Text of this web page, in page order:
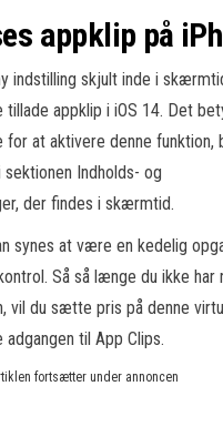
appklip på
indstilling skjult inde i
appklip i iOS 14. Det
for at aktivere denne funktion,
Indholds- og
der findes i skærmtid.
synes at være en kedelig
Så så længe du ikke har
vil du sætte pris på denne
til App Clips.
fortsætter under annoncen